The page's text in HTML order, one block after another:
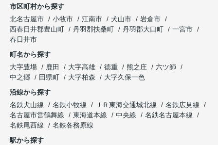
市区町村から探す
北名古屋市
小牧市 江南市 犬山市
岩倉市
西春日井郡豊山町
丹羽郡扶桑町 丹羽郡大口町
一宮市
春日井市
町名から探す
大字豊場
鹿田 大字高雄 徳重 熊之庄
六ツ師
中之郷
田県町 大字柏森
大字久保一色
沿線から探す
名鉄犬山線
名鉄小牧線 ＪＲ東海交通城北線
名鉄広見線
名古屋市営鶴舞線
東海道本線 中央線
名鉄名古屋本線
名鉄尾西線
名鉄各務原線
駅から探す